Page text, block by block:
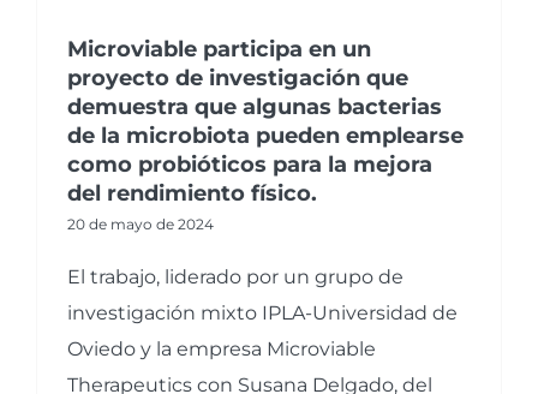
Microviable participa en un
proyecto de investigación que
demuestra que algunas bacterias
de la microbiota pueden emplearse
como probióticos para la mejora
del rendimiento físico.
20 de mayo de 2024
El trabajo, liderado por un grupo de
investigación mixto IPLA-Universidad de
Oviedo y la empresa Microviable
Therapeutics con Susana Delgado, del